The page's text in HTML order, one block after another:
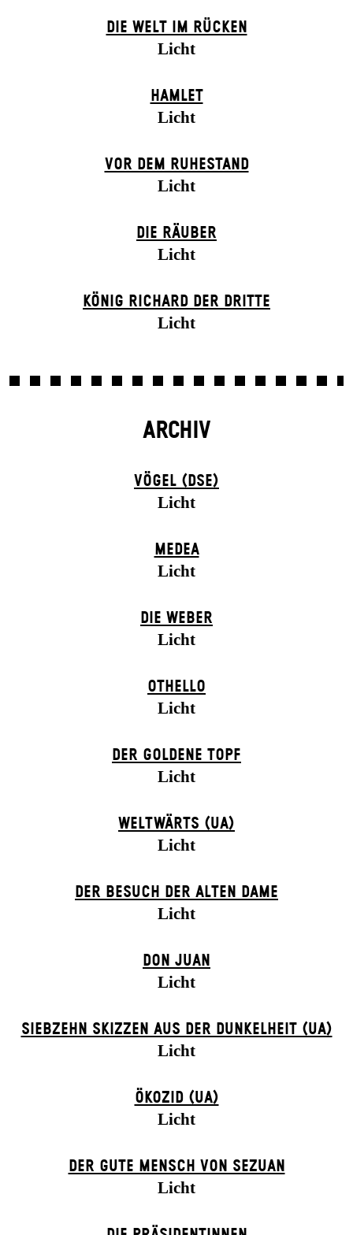
DIE WELT IM RÜCKEN
Licht
HAMLET
Licht
VOR DEM RUHESTAND
Licht
DIE RÄUBER
Licht
KÖNIG RICHARD DER DRITTE
Licht
ARCHIV
VÖGEL (DSE)
Licht
MEDEA
Licht
DIE WEBER
Licht
OTHELLO
Licht
DER GOLDENE TOPF
Licht
WELTWÄRTS (UA)
Licht
DER BE­SUCH DER ALT­EN DA­ME
Licht
DON JUAN
Licht
SIEBZEHN SKIZZEN AUS DER DUNKELHEIT (UA)
Licht
ÖKOZID (UA)
Licht
DER GUTE MENSCH VON SEZUAN
Licht